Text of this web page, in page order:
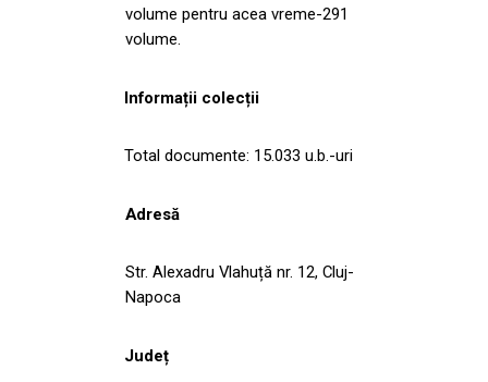
volume pentru acea vreme-291
volume.
Informații colecții
Total documente: 15.033 u.b.-uri
Adresă
Str. Alexadru Vlahuță nr. 12, Cluj-
Napoca
Județ